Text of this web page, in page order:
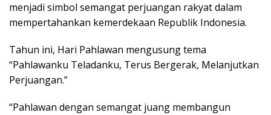
menjadi simbol semangat perjuangan rakyat dalam
mempertahankan kemerdekaan Republik Indonesia.
Tahun ini, Hari Pahlawan mengusung tema
“Pahlawanku Teladanku, Terus Bergerak, Melanjutkan
Perjuangan.”
“Pahlawan dengan semangat juang membangun